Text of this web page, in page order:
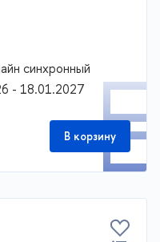
синхронный
- 18.01.2027
В корзину